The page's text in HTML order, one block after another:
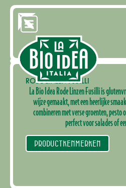
RODE LINZEN FUSILLI
La Bio Idea Rode Linzen Fusilli is
wijze gemaakt, met een heerlijke
combineren met verse groenten, pesto
perfect voor salades of
PRODUCTKENMERKEN